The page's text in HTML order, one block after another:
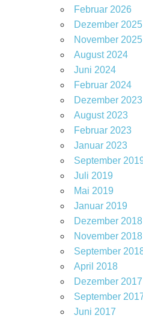
Februar 2026
Dezember 2025
November 2025
August 2024
Juni 2024
Februar 2024
Dezember 2023
August 2023
Februar 2023
Januar 2023
September
Juli 2019
Mai 2019
Januar 2019
Dezember 2018
November 2018
September
April 2018
Dezember 2017
September
Juni 2017